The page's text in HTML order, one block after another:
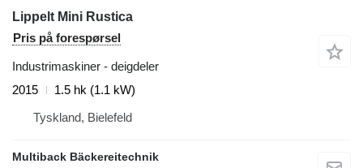
Lippelt Mini Rustica
Pris på forespørsel
Industrimaskiner - deigdeler
2015
1.5 hk (1.1 kW)
Tyskland, Bielefeld
Multiback Bäckereitechnik